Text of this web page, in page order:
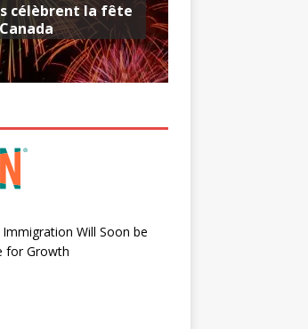
célèbrent la fête
Will Soon be
for Growth